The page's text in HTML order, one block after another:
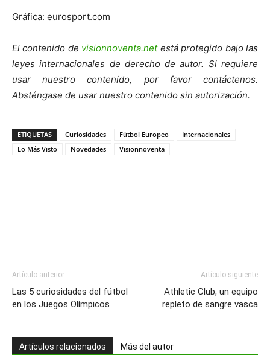
Gráfica: eurosport.com
El contenido de visionnoventa.netestá protegido bajo las
leyes internacionales de derecho de autor. Si requiere
usar nuestro contenido, por favor contáctenos.
Absténgase de usar nuestro contenido sin autorización.
ETIQUETAS Curiosidades Fútbol Europeo
Internacionales
Lo Más Visto
Novedades Visionnoventa
Artículo anterior
Las 5 curiosidades del fútbol
en los Juegos Olímpicos
Artículo siguiente
Athletic Club, un equipo
repleto de sangre vasca
Artículos relacionados Más del autor